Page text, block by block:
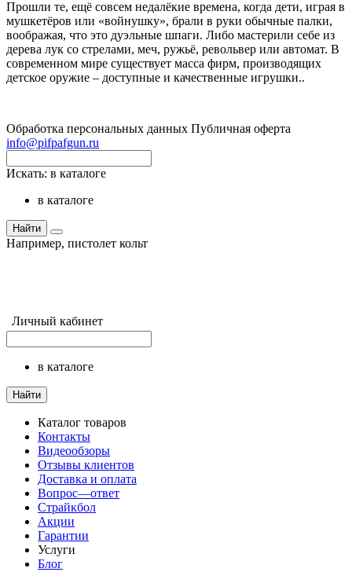
Прошли те, ещё совсем недалёкие времена, когда дети, играя в
мушкетёров или «войнушку», брали в руки обычные палки,
воображая, что это дуэльные шпаги. Либо мастерили себе из
дерева лук со стрелами, меч, ружьё, револьвер или автомат. В
современном мире существует масса фирм, производящих
детское оружие – доступные и качественные игрушки..
Обработка персональных данных Публичная оферта
info@pifpafgun.ru
Искать: в каталоге
в каталоге
Найти
Например, пистолет кольт
Личный кабинет
в каталоге
Найти
Каталог товаров
Контакты
Видеообзоры
Отзывы клиентов
Доставка и оплата
Вопрос—ответ
Страйкбол
Акции
Гарантии
Услуги
Блог